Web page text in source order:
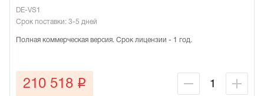
DE-VS1
Срок поставки: 3-5 дней
Полная коммерческая версия. Срок лицензии - 1 год.
210 518 q